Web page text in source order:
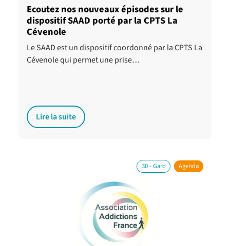
Ecoutez nos nouveaux épisodes sur le
dispositif SAAD porté par la CPTS La
Cévenole
Le SAAD est un dispositif coordonné par la CPTS La
Cévenole qui permet une prise…
Lire la suite
30 - Gard Agenda